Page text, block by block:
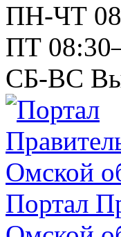
ПН-ЧТ
ПТ
СБ-ВС
Портал